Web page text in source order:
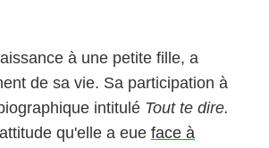
à une petite fille, a
de sa vie. Sa participation à
intitulé Tout te dire.
qu'elle a eue face à